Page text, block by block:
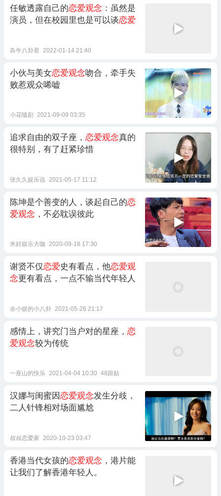
任敏透露自己的恋爱观念 ：虽然是
演员，但在校园里也是可以谈恋爱
犇牛八卦君 2022-01-14 21:40
小伙与美女恋爱观念吻合，牵手失
败惹观众唏嘘
小花嗑剧 2021-09-09 03:35
追求自由的双子座， 恋爱观念真的
很特别，有了赶紧珍惜
张久久娱乐说 2021-05-17 11:12
陈坤是个善变的人，谈起自己的恋
爱观念 ，不必耽误彼此
米好娱乐大咖 2020-09-18 17:30
谢贤不仅恋爱史有看点，他恋爱观
念更有看点，一点不输当代年轻人
余小娱的小八卦 2021-05-26 21:17
感情上，讲究门当户对的星座， 恋
爱观念较为传统
一座山的快乐 2021-04-04 10:30 48跟贴
汉娜与闺蜜因恋爱观念发生分歧，
二人针锋相对场面尴尬
叔叔恋爱家 2020-10-23 03:47
香港当代女孩的恋爱观念 ，港片能
让我们了解香港年轻人。